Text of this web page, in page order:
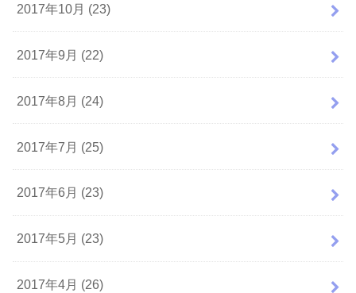
2017年10月 (23)
2017年9月 (22)
2017年8月 (24)
2017年7月 (25)
2017年6月 (23)
2017年5月 (23)
2017年4月 (26)